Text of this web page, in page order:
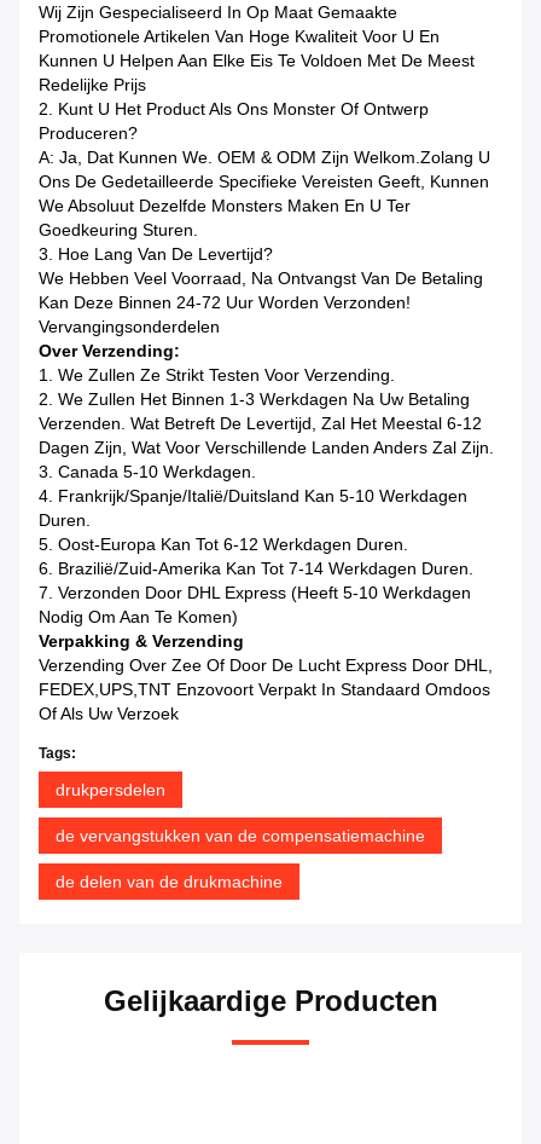
Wij Zijn Gespecialiseerd In Op Maat Gemaakte
Promotionele Artikelen Van Hoge Kwaliteit Voor U En
Kunnen U Helpen Aan Elke Eis Te Voldoen Met De Meest
Redelijke Prijs
2. Kunt U Het Product Als Ons Monster Of Ontwerp
Produceren?
A: Ja, Dat Kunnen We. OEM & ODM Zijn Welkom.Zolang U
Ons De Gedetailleerde Specifieke Vereisten Geeft, Kunnen
We Absoluut Dezelfde Monsters Maken En U Ter
Goedkeuring Sturen.
3. Hoe Lang Van De Levertijd?
We Hebben Veel Voorraad, Na Ontvangst Van De Betaling
Kan Deze Binnen 24-72 Uur Worden Verzonden!
Vervangingsonderdelen
Over Verzending:
1. We Zullen Ze Strikt Testen Voor Verzending.
2. We Zullen Het Binnen 1-3 Werkdagen Na Uw Betaling
Verzenden. Wat Betreft De Levertijd, Zal Het Meestal 6-12
Dagen Zijn, Wat Voor Verschillende Landen Anders Zal Zijn.
3. Canada 5-10 Werkdagen.
4. Frankrijk/Spanje/Italië/Duitsland Kan 5-10 Werkdagen
Duren.
5. Oost-Europa Kan Tot 6-12 Werkdagen Duren.
6. Brazilië/Zuid-Amerika Kan Tot 7-14 Werkdagen Duren.
7. Verzonden Door DHL Express (Heeft 5-10 Werkdagen
Nodig Om Aan Te Komen)
Verpakking & Verzending
Verzending Over Zee Of Door De Lucht Express Door DHL,
FEDEX,UPS,TNT Enzovoort Verpakt In Standaard Omdoos
Of Als Uw Verzoek
Tags:
drukpersdelen
de vervangstukken van de compensatiemachine
de delen van de drukmachine
Gelijkaardige Producten